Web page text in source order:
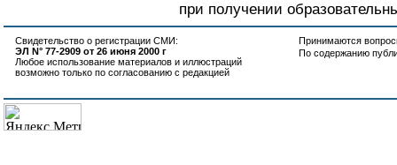
при получении
Свидетельство о регистрации СМИ:
ЭЛ N° 77-2909 от 26 июня 2000 г
Любое использование материалов и иллюстраций
возможно только по согласованию с редакцией
Принимаются
По содержанию